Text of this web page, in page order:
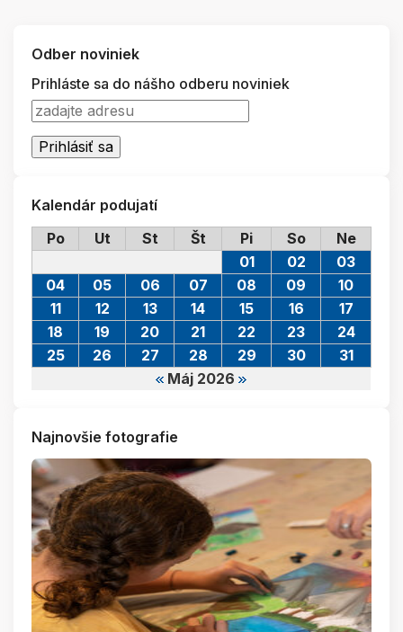
Odber noviniek
Prihláste sa do nášho odberu noviniek
Kalendár podujatí
Po
Ut St Št Pi So Ne
Máj 2026
01 02
03
04
05 06 07 08 09
10
11
12 13 14 15 16
17
18
19 20 21 22 23
24
25
26 27 28 29 30 31
Najnovšie fotografie